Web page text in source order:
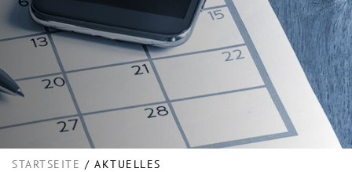
STARTSEITE AKTUELLES